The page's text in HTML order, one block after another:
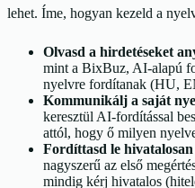
lehet. Íme, hogyan kezeld a
Olvasd a hirdetéseket
mint a BixBuz, AI-alapú
nyelvre fordítanak (HU,
Kommunikálj a saját
keresztül AI-fordítással
attól, hogy ő milyen
Fordíttasd le hivatalosan
nagyszerű az első
mindig kérj hivatalos